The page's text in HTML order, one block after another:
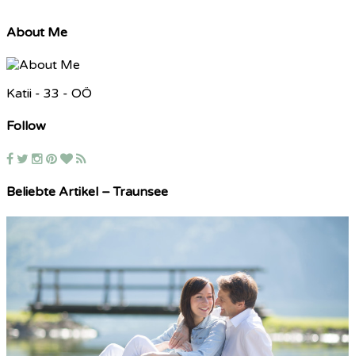
About Me
Katii - 33 - OÖ
Follow
Beliebte Artikel – Traunsee